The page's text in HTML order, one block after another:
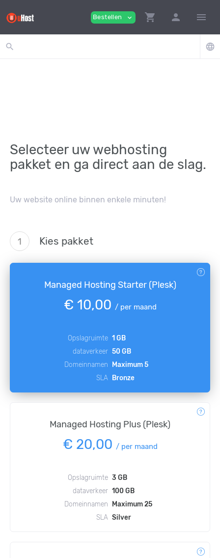
Bestellen expand_more shopping_cart person menu
search language
Selecteer uw webhosting
pakket en ga direct aan de slag.
Uw website online binnen enkele minuten!
1 Kies pakket
Managed Hosting Starter (Plesk)
€ 10,00 / per maand
Opslagruimte 1 GB
dataverkeer 50 GB
Domeinnamen
Maximum 5
SLA
Bronze
Managed Hosting Plus (Plesk)
€ 20,00 / per maand
Opslagruimte 3 GB
dataverkeer 100 GB
Domeinnamen
Maximum 25
SLA Silver